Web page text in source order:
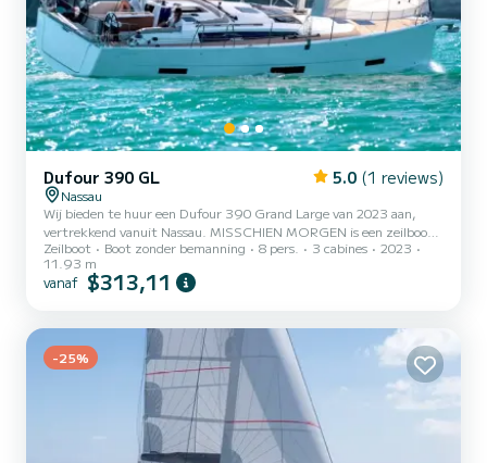
Dufour 390 GL 5.0 (1 reviews)
Nassau
Wij bieden te huur een Dufour 390 Grand Large van 2023 aan,
vertrekkend vanuit Nassau. MISSCHIEN MORGEN is een zeilboot
die perfect geschikt is voor alle verhuur. Deze zeilboot is zeer
aangenaam om te hanteren voor een cruise van een week of langer.
De zeilboot is 12 meter lang met 50 pk. De 3 hutten bieden plaats
volgende uitrusting: Automatische piloot, Buitenboordmo...
Zeilboot Boot zonder bemanning 8 pers. 3 cabines
2023
11.93 m
vanaf $313,11
-25%